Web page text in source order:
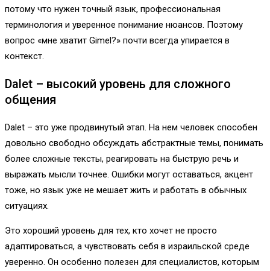
потому что нужен точный язык, профессиональная
терминология и уверенное понимание нюансов. Поэтому
вопрос «мне хватит Gimel?» почти всегда упирается в
контекст.
Dalet – высокий уровень для сложного
общения
Dalet – это уже продвинутый этап. На нем человек способен
довольно свободно обсуждать абстрактные темы, понимать
более сложные тексты, реагировать на быструю речь и
выражать мысли точнее. Ошибки могут оставаться, акцент
тоже, но язык уже не мешает жить и работать в обычных
ситуациях.
Это хороший уровень для тех, кто хочет не просто
адаптироваться, а чувствовать себя в израильской среде
уверенно. Он особенно полезен для специалистов, которым